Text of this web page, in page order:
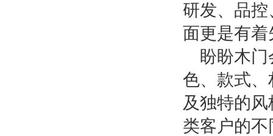
研发、品
面更是有
盼盼木
色、款式
及独特的
类客户的